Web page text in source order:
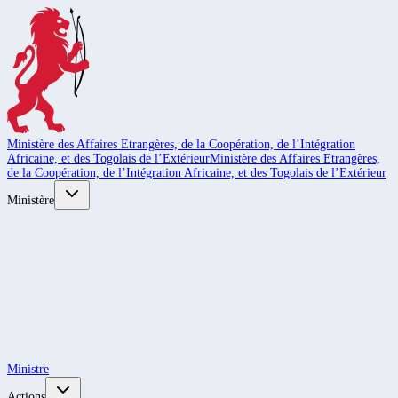
Ministère des Affaires Etrangères, de la Coopération, de l’Intégration
Africaine, et des Togolais de l’ExtérieurMinistère des Affaires Etrangères,
de la Coopération, de l’Intégration Africaine, et des Togolais de l’Extérieur
Ministère
Ministre